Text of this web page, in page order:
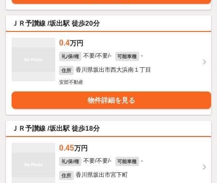
ＪＲ予讃線 /坂出駅 徒歩20分
0.4万円
礼/保/権 不要/不要/- 可能車種 -
住所 香川県坂出市西大浜南１丁目
安部不動産
物件詳細を見る
ＪＲ予讃線 /坂出駅 徒歩18分
0.45万円
礼/保/権 不要/不要/- 可能車種 -
住所 香川県坂出市宮下町